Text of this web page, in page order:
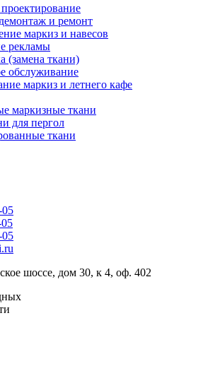
и ремонт
маркиз и навесов
рекламы
(замена ткани)
обслуживание
маркиз и летнего кафе
маркизные ткани
для пергол
ткани
05
05
шоссе, дом 30, к 4, оф. 402